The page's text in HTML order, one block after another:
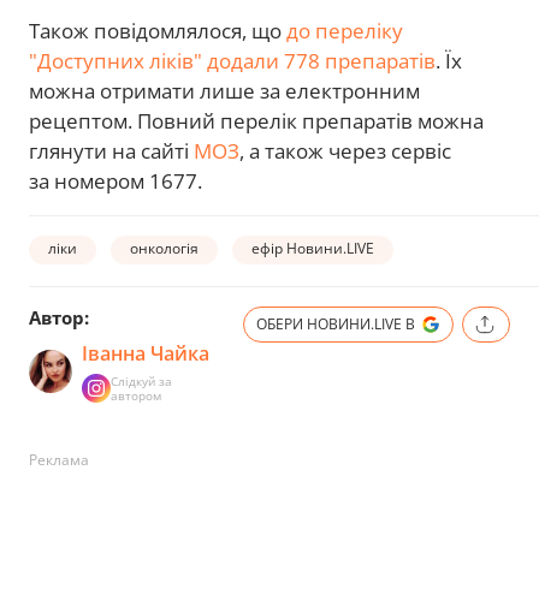
Також повідомлялося, щодо переліку
"Доступних ліків" додали 778 препаратів. Їх
можна отримати лише за електронним
рецептом. Повний перелік препаратів можна
глянути на сайті МОЗ, а також через сервіс
за номером 1677.
ліки онкологія ефір Новини.LIVE
Автор:
Іванна Чайка
Слідкуй за
автором
ОБЕРИ НОВИНИ.LIVE В
Реклама